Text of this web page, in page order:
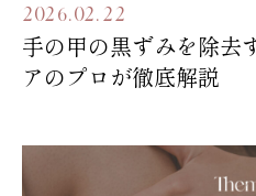
2026.02.22
手の甲の黒ずみを除去
アのプロが徹底解説